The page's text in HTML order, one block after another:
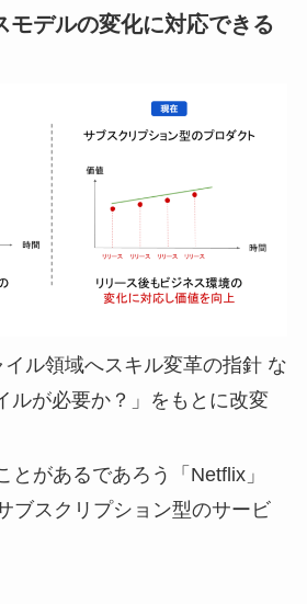
デルの変化に対応できる
ル領域へスキル変革の指針 な
ルが必要か？」をもとに改変
とがあるであろう「Netflix」
ブスクリプション型のサービ